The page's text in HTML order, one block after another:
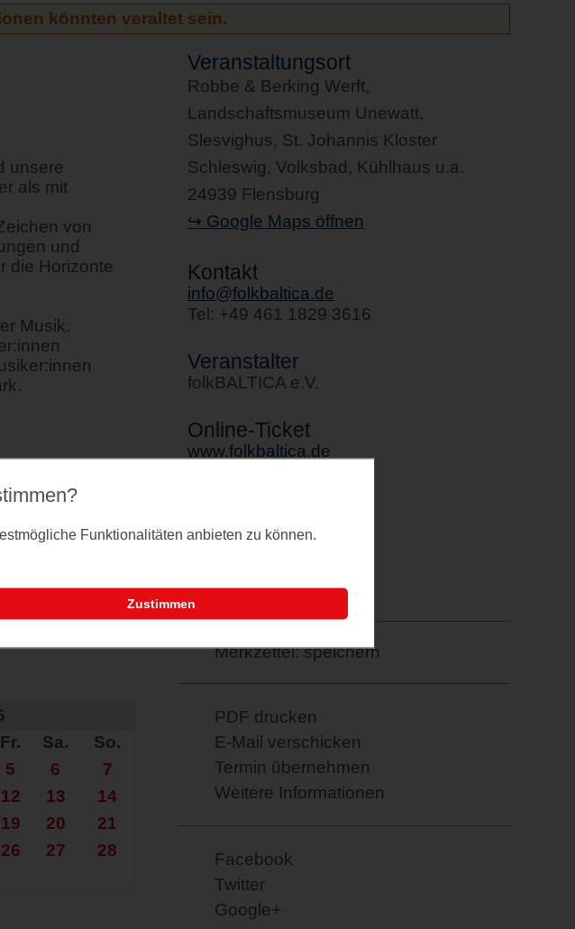
könnten veraltet sein.
unsere
als mit
von
und
die Horizonte
Musik.
mit
Fr. Sa.
So.
5 6
7
12 13
14
19 20
21
26 27
28
Veranstaltungsort
Robbe & Berking Werft,
Landschaftsmuseum Unewatt,
Slesvighus, St. Johannis Kloster
Schleswig, Volksbad, Kühlhaus u.a.
24939 Flensburg
↪ Google Maps öffnen
Kontakt
info@folkbaltica.de
Tel: +49 461 1829 3616
Veranstalter
folkBALTICA e.V.
Online-Ticket
www.folkbaltica.de
24.03.2026
Merkzettel: speichern
PDF drucken
E-Mail verschicken
Termin übernehmen
Weitere Informationen
Facebook
Twitter
Google+
Funktionalitäten anbieten zu können.
Zustimmen